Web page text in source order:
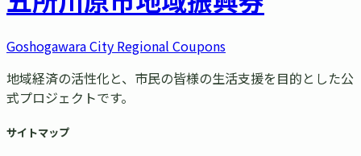
Goshogawara City Regional Coupons
地域経済の活性化と、市民の皆様の生活支援を目的とした公
式プロジェクトです。
サイトマップ